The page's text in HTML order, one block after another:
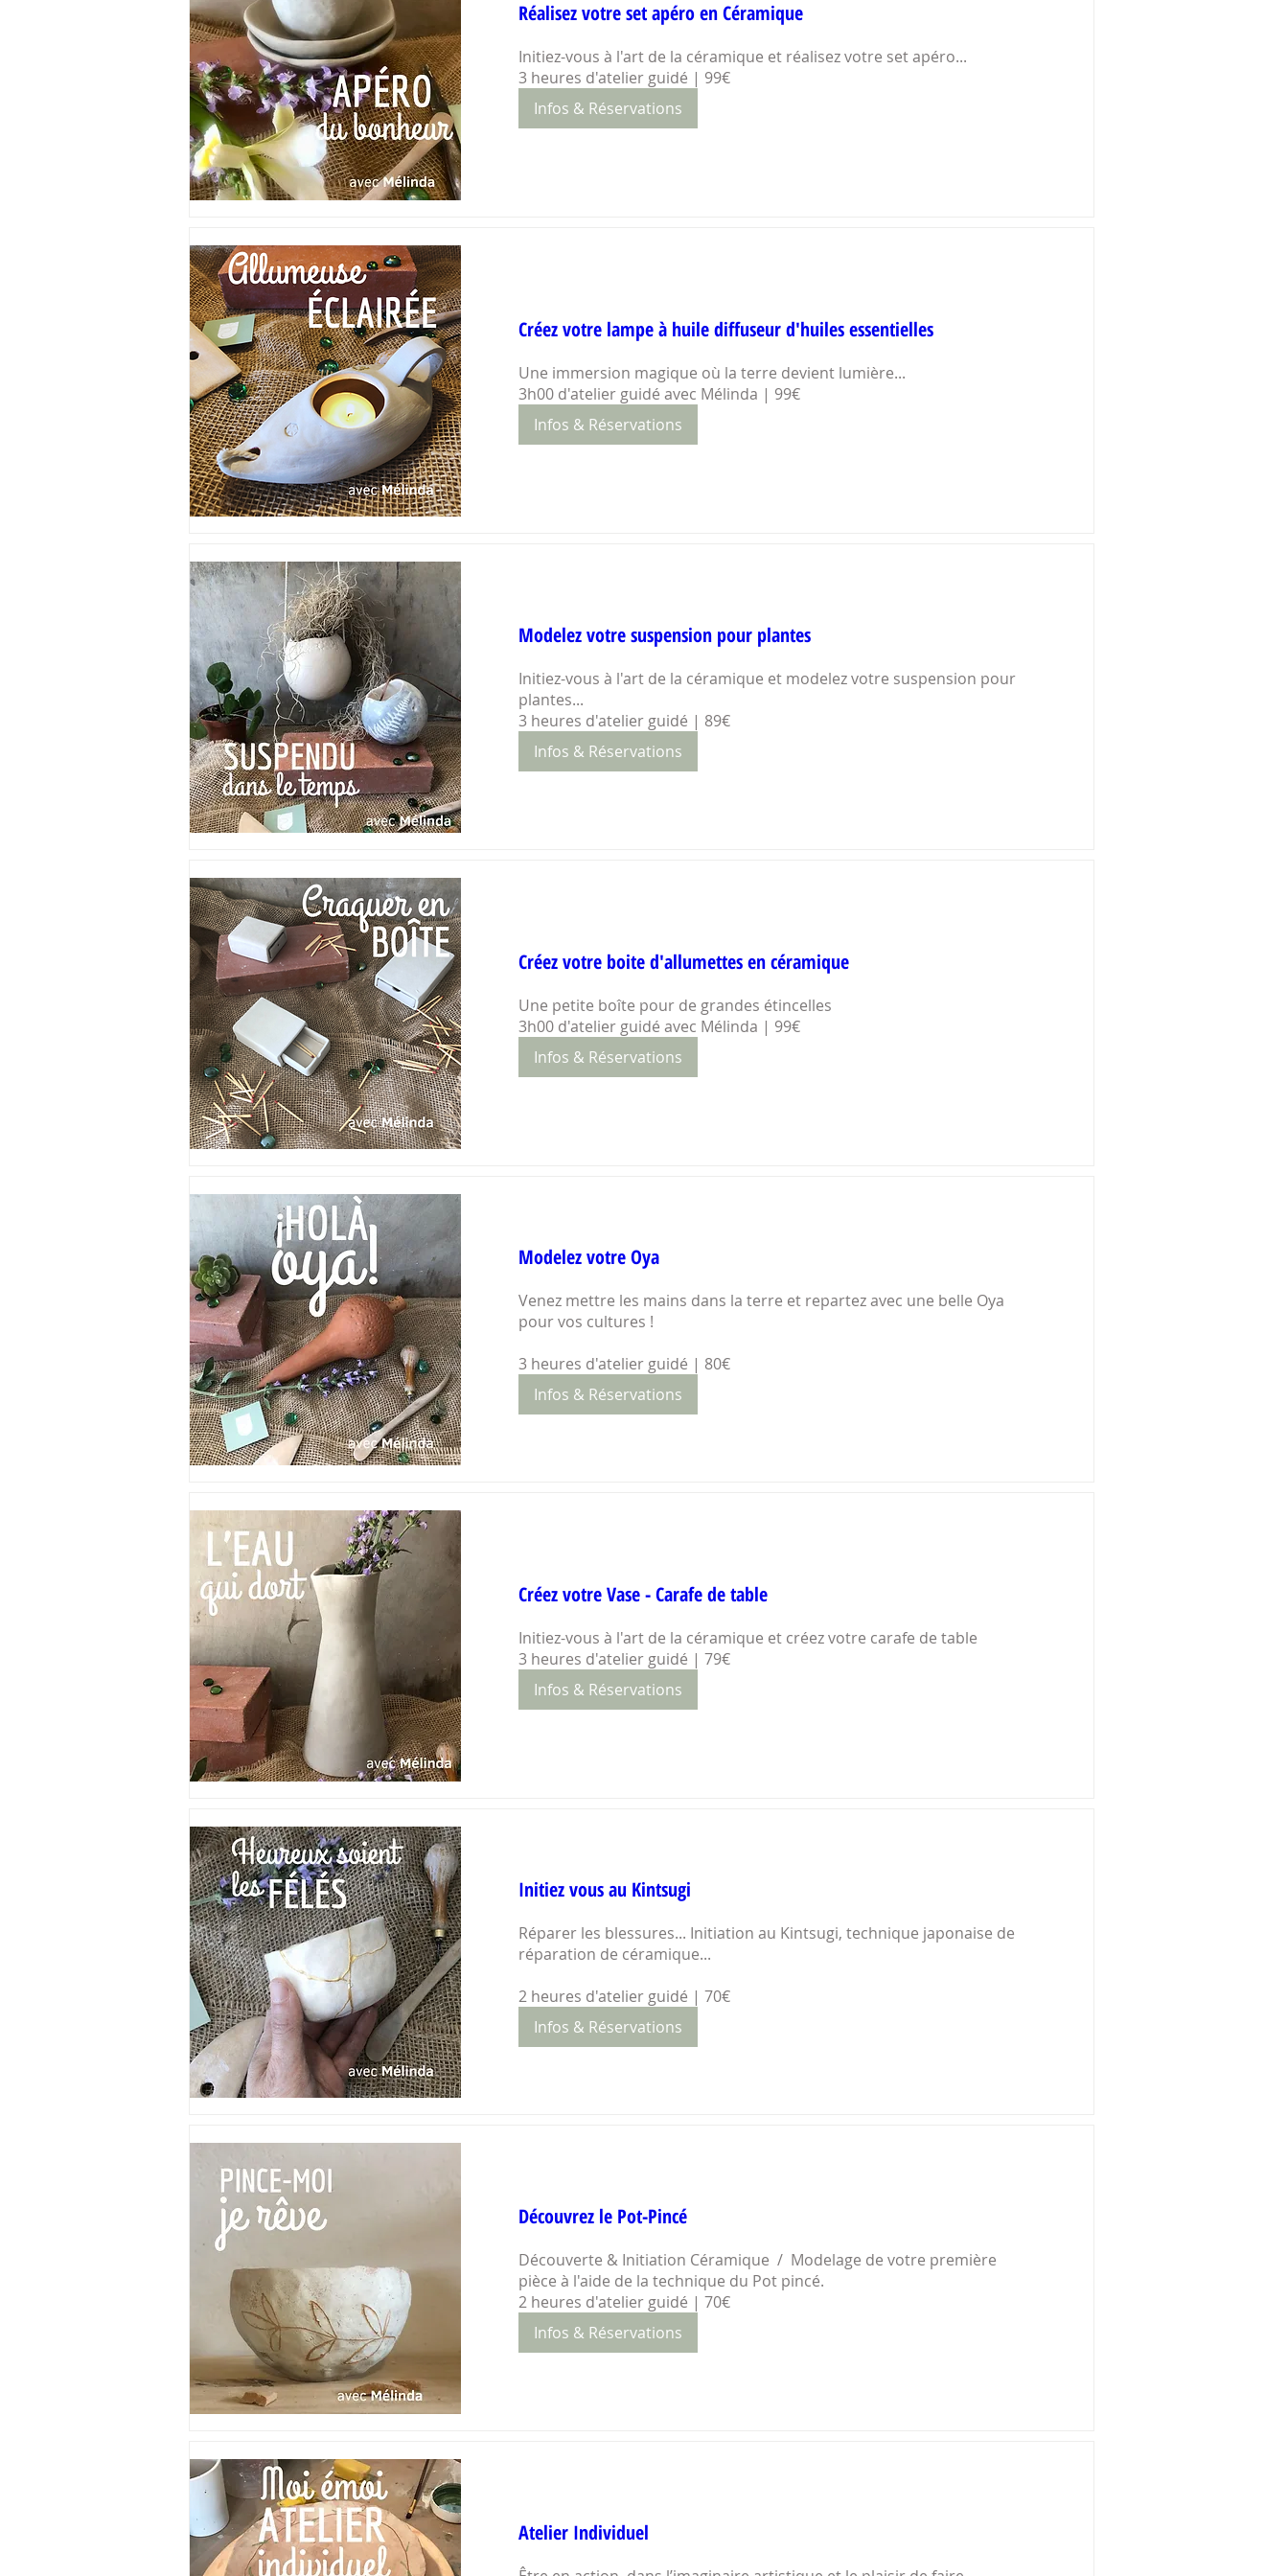
Réalisez votre set apéro en Céramique
Initiez-vous à l'art de la céramique et réalisez votre set apéro...
3 heures d'atelier guidé | 99€
Infos & Réservations
Créez votre lampe à huile diffuseur d'huiles essentielles
Une immersion magique où la terre devient lumière...
3h00 d'atelier guidé avec Mélinda | 99€
Infos & Réservations
Modelez votre suspension pour plantes
Initiez-vous à l'art de la céramique et modelez votre suspension pour
plantes...
3 heures d'atelier guidé | 89€
Infos & Réservations
Créez votre boite d'allumettes en céramique
Une petite boîte pour de grandes étincelles
3h00 d'atelier guidé avec Mélinda | 99€
Infos & Réservations
Modelez votre Oya
Venez mettre les mains dans la terre et repartez avec une belle Oya
pour vos cultures !
3 heures d'atelier guidé | 80€
Infos & Réservations
Créez votre Vase - Carafe de table
Initiez-vous à l'art de la céramique et créez votre carafe de table
3 heures d'atelier guidé | 79€
Infos & Réservations
Initiez vous au Kintsugi
Réparer les blessures... Initiation au Kintsugi, technique japonaise de
réparation de céramique...
2 heures d'atelier guidé | 70€
Infos & Réservations
Découvrez le Pot-Pincé
Découverte & Initiation Céramique  /  Modelage de votre première
pièce à l'aide de la technique du Pot pincé.
2 heures d'atelier guidé | 70€
Infos & Réservations
Atelier Individuel